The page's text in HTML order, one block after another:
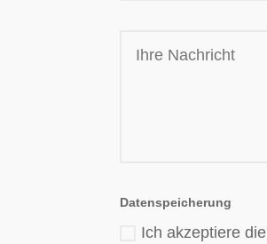
Datenspeicherung
Ich akzeptiere die